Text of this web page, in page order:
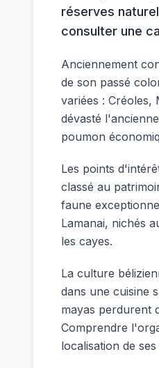
réserves
consulter une
Anciennement
de son passé
variées : Créoles,
dévasté
poumon
Les points
classé au
faune
Lamanai, nichés
les cayes.
La culture
dans une cuisine
mayas perdurent
Comprendre
localisation de